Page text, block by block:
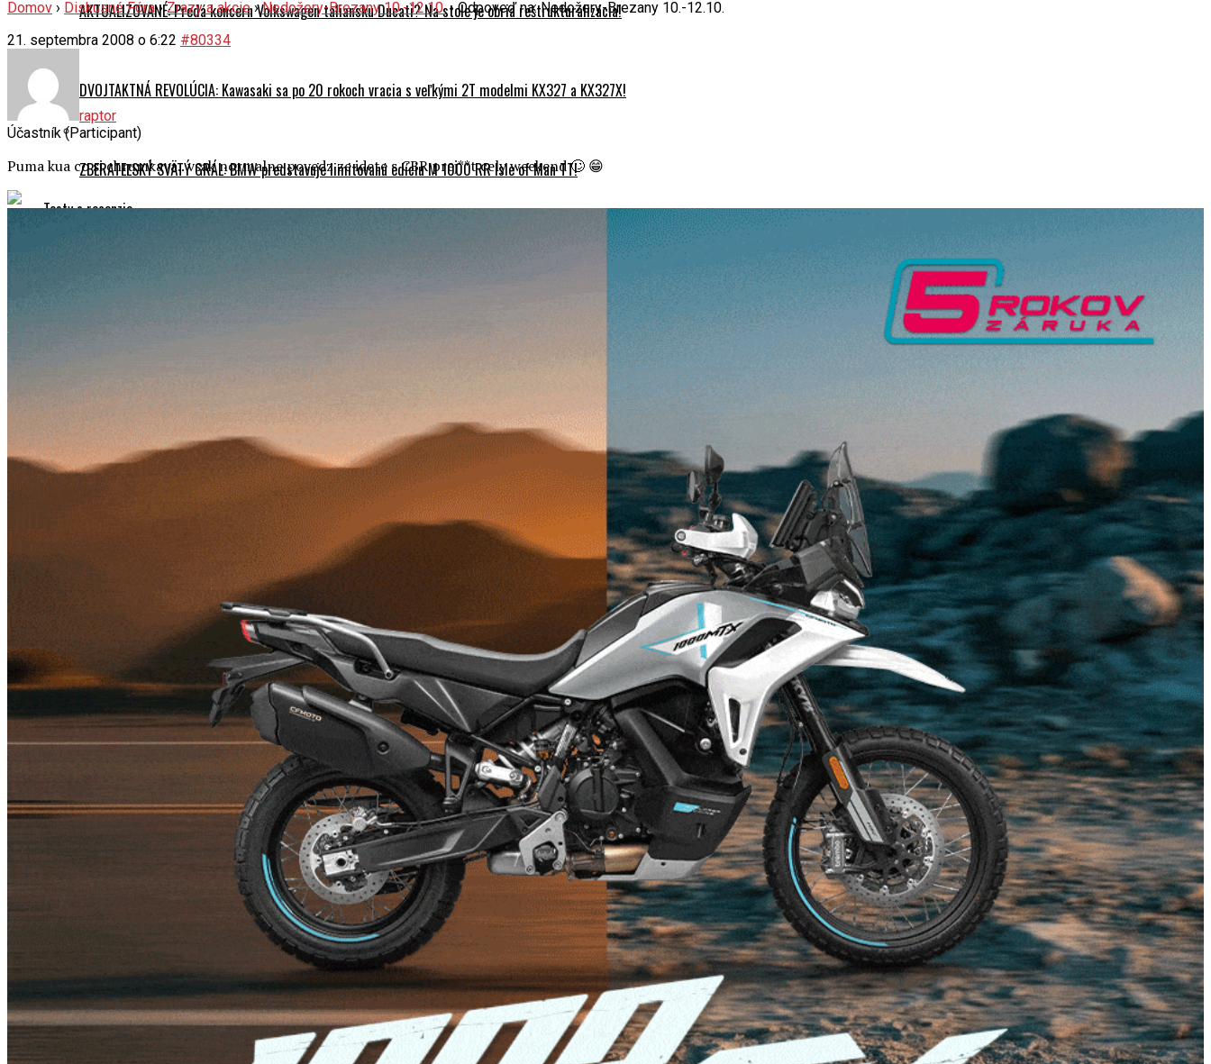
AKTUALIZOVANÉ: Predá koncern Volkswagen taliansku Ducati? Na stole je obria reštrukturalizácia!
DVOJTAKTNÁ REVOLÚCIA: Kawasaki sa po 20 rokoch vracia s veľkými 2T modelmi KX327 a KX327X!
ZBERATEĽSKÝ SVÄTÝ GRÁL: BMW predstavuje limitovanú edíciu M 1000 RR Isle of Man TT!
Testy a recenzie
TEST Honda CB500F E-Clutch vs. CB750 Hornet E-Clutch: Pre koho má zmysel automatická spojka od Hondy?
Triumph Trident 660 vs. Honda CB650R: Veľký súboj dvoch odlišných koncepcií
TEST Moto Guzzi V7 Special (2026): Talianska klasika s novým elektronickým plynom a nefalšovanou dušou
TEST Ducati Monster Plus (6. generácia): Nečakané rande s naháčom, ktorý vám okamžite ukradne srdce
DUEL (2026): Honda PCX 125 DX vs. Honda CUV e: – Oplatí sa už presedlať na mestskú elektriku?
Na naháči svetom: 245 000 km na Yamahe FZ1N a nechystá sa skončiť
Cestujeme s Motobulharom: Slovinsko
Rakúsko s Motobulharom: Zelená perla blízko Bratislavy – Grüner See
Domov › Diskusné Fóra › Zrazy a akcie › Nedožery-Brezany 10.-12.10. › Odpoveď na: Nedožery-Brezany 10.-12.10.
21. septembra 2008 o 6:22 #80334
raptor
Účastník (Participant)
Puma kua co si chrumkava.. vsak normalne povedz ze idete s CBR prej**t cely weekend 🙄 😁